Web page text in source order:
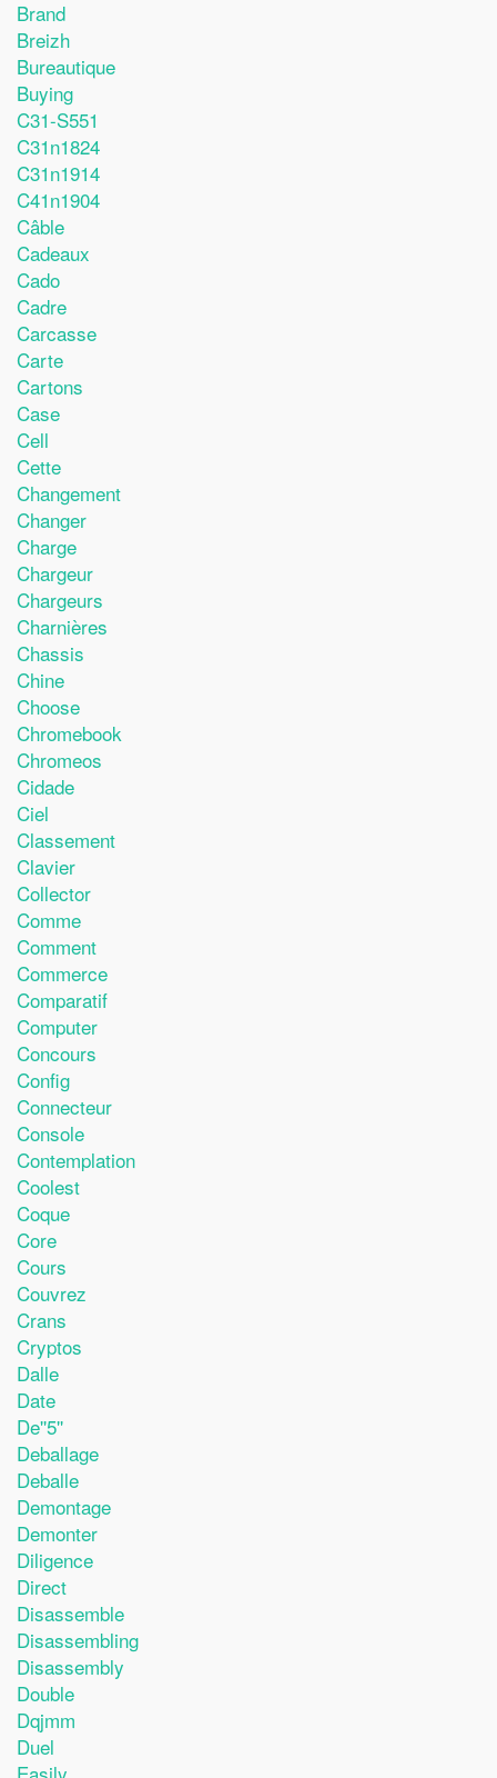
Brand
Breizh
Bureautique
Buying
C31-S551
C31n1824
C31n1914
C41n1904
Câble
Cadeaux
Cado
Cadre
Carcasse
Carte
Cartons
Case
Cell
Cette
Changement
Changer
Charge
Chargeur
Chargeurs
Charnières
Chassis
Chine
Choose
Chromebook
Chromeos
Cidade
Ciel
Classement
Clavier
Collector
Comme
Comment
Commerce
Comparatif
Computer
Concours
Config
Connecteur
Console
Contemplation
Coolest
Coque
Core
Cours
Couvrez
Crans
Cryptos
Dalle
Date
De''5''
Deballage
Deballe
Demontage
Demonter
Diligence
Direct
Disassemble
Disassembling
Disassembly
Double
Dqjmm
Duel